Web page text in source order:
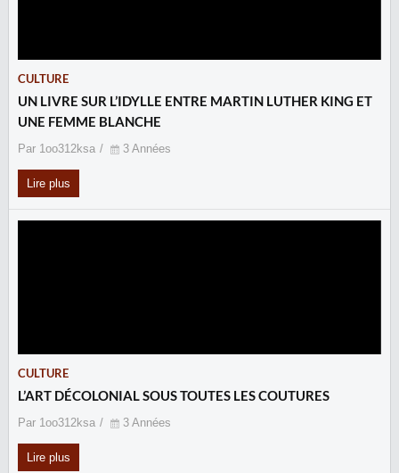
CULTURE
UN LIVRE SUR L’IDYLLE ENTRE MARTIN LUTHER KING ET
UNE FEMME BLANCHE
Par 1oo312ksa 3 Années
Lire plus
CULTURE
L’ART DÉCOLONIAL SOUS TOUTES LES COUTURES
Par 1oo312ksa 3 Années
Lire plus